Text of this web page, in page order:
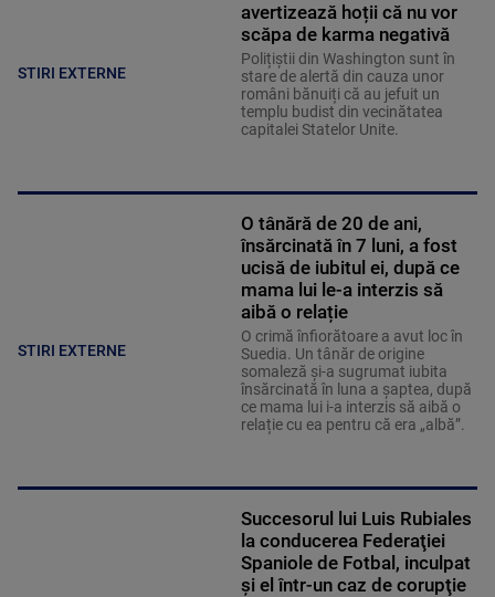
STIRI EXTERNE
avertizează hoții că nu vor
scăpa de karma negativă
Polițiștii din Washington sunt în
stare de alertă din cauza unor
români bănuiți că au jefuit un
templu budist din vecinătatea
capitalei Statelor Unite.
STIRI EXTERNE
O tânără de 20 de ani,
însărcinată în 7 luni, a fost
ucisă de iubitul ei, după ce
mama lui le-a interzis să
aibă o relație
O crimă înfiorătoare a avut loc în
Suedia. Un tânăr de origine
somaleză și-a sugrumat iubita
însărcinată în luna a șaptea, după
ce mama lui i-a interzis să aibă o
relație cu ea pentru că era „albă”.
Succesorul lui Luis Rubiales
la conducerea Federaţiei
Spaniole de Fotbal, inculpat
şi el într-un caz de corupţie